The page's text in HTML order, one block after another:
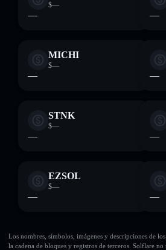
$—
— —
MICHI
$—
— —
STNK
$—
— —
EZSOL
$—
— —
Los nombres, símbolos, imágenes y descripciones de
la cadena de bloques y registros de terceros. Solflare